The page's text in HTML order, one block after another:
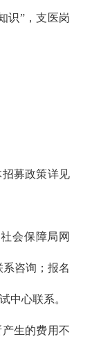
”，支医岗
募政策详见
会保障局网
系咨询；报名
中心联系。
生的费用不